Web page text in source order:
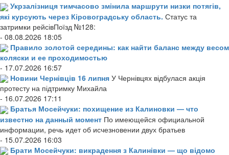
Укрзалізниця тимчасово змінила маршрути низки потягів,
які курсують через Кіровоградську область. Статус та
затримки рейсівПоїзд №128:
- 08.08.2026 18:05
Правило золотой середины: как найти баланс между весом
коляски и ее проходимостью
- 17.07.2026 16:57
Новини Чернівців 16 липня У Чернівцях відбулася акція
протесту на підтримку Михайла
- 16.07.2026 17:11
Братья Мосейчуки: похищение из Калиновки — что
известно на данный момент По имеющейся официальной
информации, речь идет об исчезновении двух братьев
- 15.07.2026 16:03
Брати Мосейчуки: викрадення з Калинівки — що відомо